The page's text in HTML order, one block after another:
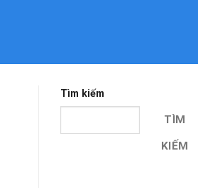
Tìm kiếm
TÌM
KIẾM